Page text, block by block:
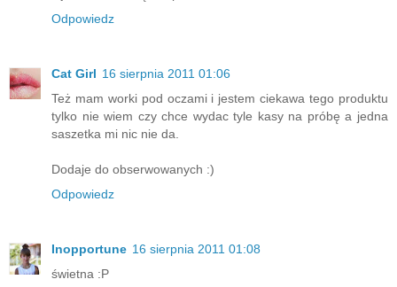
Odpowiedz
Cat Girl 16 sierpnia 2011 01:06
Też mam worki pod oczami i jestem ciekawa tego produktu
tylko nie wiem czy chce wydac tyle kasy na próbę a jedna
saszetka mi nic nie da.
Dodaje do obserwowanych :)
Odpowiedz
Inopportune 16 sierpnia 2011 01:08
świetna :P